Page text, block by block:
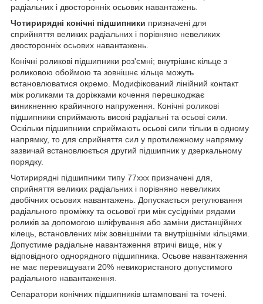
радіальних і двосторонніх осьових навантажень.
Чотирирядні конічні підшипники призначені для
сприйняття великих радіальних і порівняно невеликих
двосторонніх осьових навантажень.
Конічні роликові підшипники роз'ємні; внутрішнє кільце з
роликовою обоймою та зовнішнє кільце можуть
встановлюватися окремо. Модифікований лінійний контакт
між роликами та доріжками кочення перешкоджає
виникненню крайичного напруження. Конічні роликові
підшипники сприймають високі радіальні та осьові сили.
Оскільки підшипники сприймають осьові сили тільки в одному
напрямку, то для сприйняття сил у протилежному напрямку
зазвичай встановлюється другий підшипник у дзеркальному
порядку.
Чотирирядні підшипники типу 77ххх призначені для,
сприйняття великих радіальних і порівняно невеликих
двобічних осьових навантажень. Допускається регулювання
радіального проміжку та осьової гри між сусідніми рядами
роликів за допомогою шліфування або заміни дистанційних
кілець, встановлених між зовнішніми та внутрішніми кільцями.
Допустиме радіальне навантаження втричі вище, ніж у
відповідного однорядного підшипника. Осьове навантаження
не має перевищувати 20% невикористаного допустимого
радіального навантаження.
Сепаратори конічних підшипників штамповані та точені.